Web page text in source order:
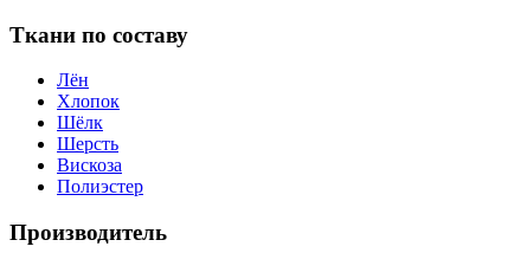
Ткани по составу
Лён
Хлопок
Шёлк
Шерсть
Вискоза
Полиэстер
Производитель